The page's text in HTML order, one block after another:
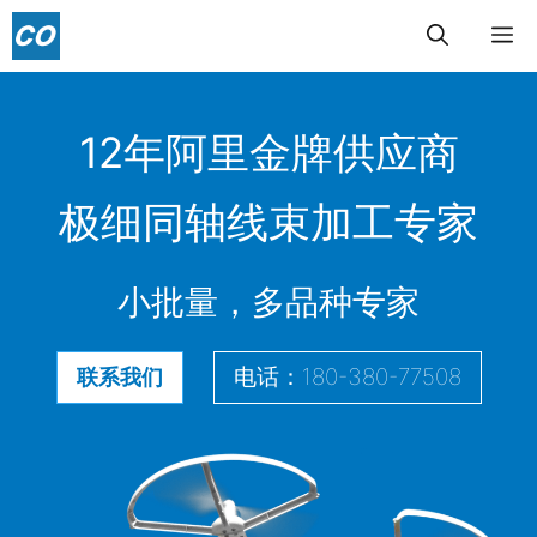
跳
至
菜
12年阿里金牌供应商
极细同轴线束加工专家
小批量，多品种专家
联系我们 电话：180-380-77508